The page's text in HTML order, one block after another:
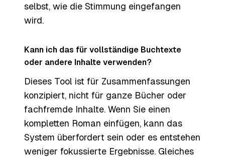
selbst, wie die Stimmung eingefangen
wird.
Kann ich das für vollständige Buchtexte
oder andere Inhalte verwenden?
Dieses Tool ist für Zusammenfassungen
konzipiert, nicht für ganze Bücher oder
fachfremde Inhalte. Wenn Sie einen
kompletten Roman einfügen, kann das
System überfordert sein oder es entstehen
weniger fokussierte Ergebnisse. Gleiches